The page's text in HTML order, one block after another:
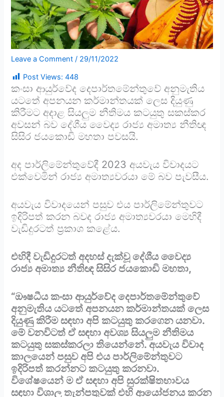
Leave a Comment / 29/11/2022
Post Views: 448
කංසා ආයුර්වේද දෙපාර්තමේන්තුවේ අනුමැතිය
යටතේ අපනයන කර්මාන්තයක් ලෙස දියුණු
කිරීමට අදාළ සියලුම නීතිමය කටයුතු සකස්කර
අවසන් බව දේශීය වෛද්‍ය රාජ්‍ය අමාත්‍ය නීතිඥ
සිසිර ජයකොඩි මහතා පවසයි.
අද පාර්ලිමේන්තුවේදී 2023 අයවැය විවාදයට
එක්වෙමින් රාජ්‍ය අමාත්‍යවරයා මේ බව පැවසීය.
අයවැය විවාදයෙන් පසුව එය පාර්ලිමේන්තුවට
ඉදිරිපත් කරන බවද රාජ්‍ය අමාත්‍යවරයා මෙහිදී
වැඩිදුරටත් ප්‍රකාශ කළේය.
එහිදී වැඩිදුරටත් අදහස් දැක්වූ දේශීය වෛද්‍ය
රාජ්‍ය අමාත්‍ය නීතිඥ සිසිර ජයකොඩි මහතා,
“ඖෂධීය කංසා ආයුර්වේද දෙපාර්තමේන්තුවේ
අනුමැතිය යටතේ අපනයන කර්මාන්තයක් ලෙස
දියුණු කිරීම සඳහා අපි කටයුතු කරගෙන යනවා.
මේ වනවිටත් ඒ සඳහා අවශ්‍ය සියලුම නීතිමය
කටයුතු සකස්කරලා තියෙන්නේ. අයවැය විවාද
කාලයෙන් පසුව අපි එය පාර්ලිමේන්තුවට
ඉදිරිපත් කරන්නට කටයුතු කරනවා.
විශේෂයෙන් ම ඒ සඳහා අපි සුරක්ෂිතභාවය
සඳහා විශාල තැන්පතුවක් එහි ආයෝජනය කරන